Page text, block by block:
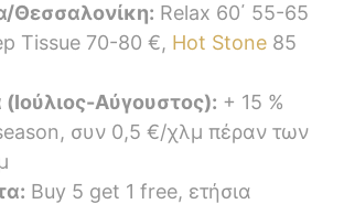
Θεσσαλονίκη: Relax 60΄ 55-65
Tissue 70-80 €, Hot Stone 85
(Ιούλιος-Αύγουστος): + 15 %
συν 0,5 €/χλμ πέραν των
Buy 5 get 1 free, ετήσια